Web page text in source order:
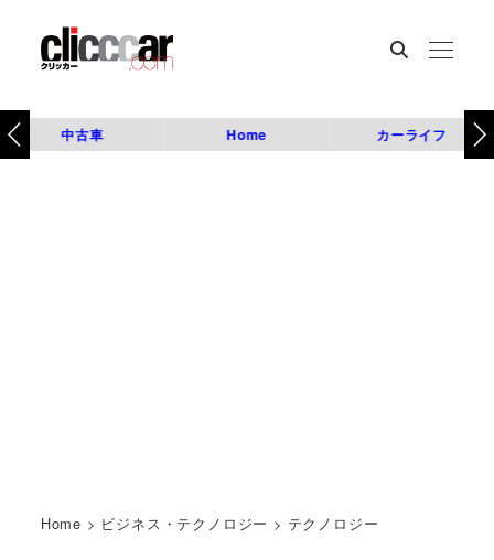
中古車 Home カーライフ
Home > ビジネス・テクノロジー > テクノロジー